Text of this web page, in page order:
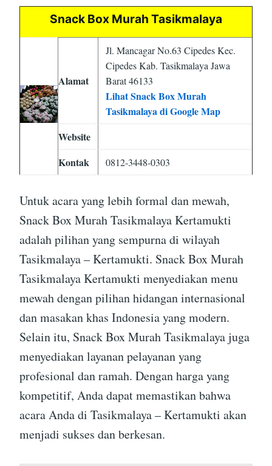
Snack Box Murah Tasikmalaya
Alamat
Jl. Mancagar No.63 Cipedes Kec.
Cipedes Kab. Tasikmalaya Jawa
Barat 46133
Lihat Snack Box Murah
Tasikmalaya di Google Map
Website
Kontak
0812-3448-0303
Untuk acara yang lebih formal dan mewah,
Snack Box Murah Tasikmalaya Kertamukti
adalah pilihan yang sempurna di wilayah
Tasikmalaya – Kertamukti. Snack Box Murah
Tasikmalaya Kertamukti menyediakan menu
mewah dengan pilihan hidangan internasional
dan masakan khas Indonesia yang modern.
Selain itu, Snack Box Murah Tasikmalaya juga
menyediakan layanan pelayanan yang
profesional dan ramah. Dengan harga yang
kompetitif, Anda dapat memastikan bahwa
acara Anda di Tasikmalaya – Kertamukti akan
menjadi sukses dan berkesan.